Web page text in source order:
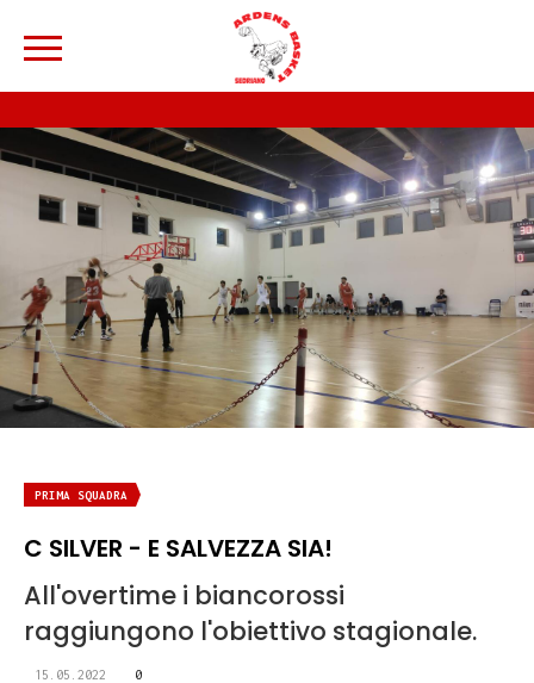
PRIMA SQUADRA
C SILVER - E SALVEZZA SIA!
All'overtime i biancorossi
raggiungono l'obiettivo stagionale.
15.05.2022 0